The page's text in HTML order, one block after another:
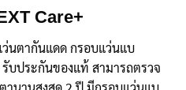
Care+
นตากันแดด กรอบแว่นแบ
บประกันของแท้ สามารถตรวจ